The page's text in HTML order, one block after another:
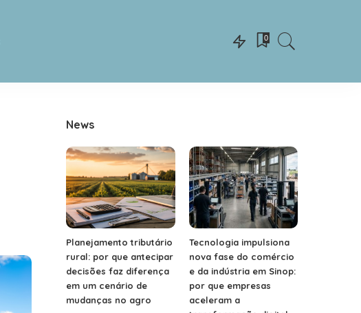
0
News
Planejamento tributário
rural: por que antecipar
decisões faz diferença
em um cenário de
mudanças no agro
Tecnologia impulsiona
nova fase do comércio
e da indústria em Sinop:
por que empresas
aceleram a